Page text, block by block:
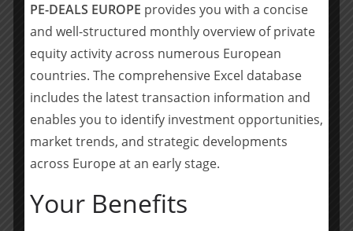
Shearman & Sterling ist eine internationale
Anwaltssozietät mit 25 Büros in 13 Ländern und etwa
850 Anwälten. In Deutschland ist Shearman & Sterling
in Frankfurt und München vertreten. Die Kanzlei ist
einer der internationalen Marktführer bei der
Begleitung komplexer grenzüberschreitender
Transaktionen. Weltweit berät Shearman & Sterling vor
allem internationale Konzerne und große nationale
Unternehmen, Finanzinstitute sowie große
mittelständische Unternehmen. Mehr Informationen
finden Sie unterwww.shearman.com
PE-DEALS EUROPE provides you with a concise
and well-structured monthly overview of private
equity activity across numerous European
countries. The comprehensive Excel database
includes the latest transaction information and
enables you to identify investment opportunities,
market trends, and strategic developments
across Europe at an early stage.
Your Benefits